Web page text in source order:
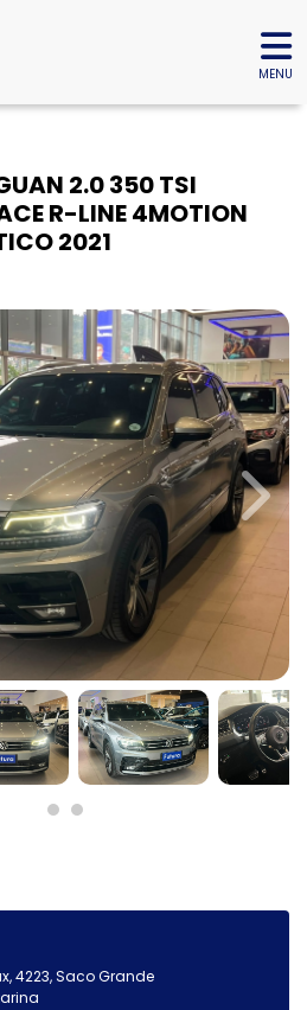
MENU
2.0 350 TSI
R-LINE 4MOTION
2021
Next
4223, Saco Grande